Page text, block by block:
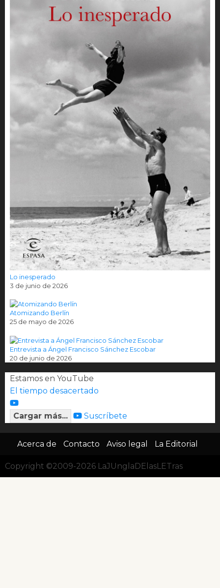
Lo inesperado
3 de junio de 2026
Atomizando Berlín
25 de mayo de 2026
Entrevista a Ángel Francisco Sánchez Escobar
20 de junio de 2026
Estamos en YouTube
El tiempo desacertado
Cargar más... Suscríbete
Acerca de Contacto Aviso legal La Editorial
Copyright ©2009-2026 LaJUnglaDElasLETras